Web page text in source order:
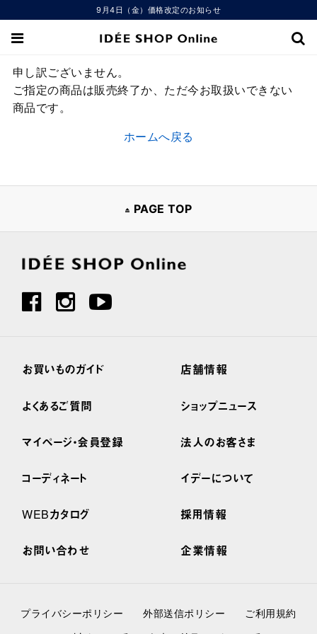
9月4日（金）価格改定のお知らせ
申し訳ございません。
ご指定の商品は販売終了か、ただ今お取扱いできない
商品です。
ホームへ戻る
PAGE TOP
お買いものガイド
よくあるご質問
マイページ・会員登録
コーディネート
WEBカタログ
お問い合わせ
店舗情報
ショップニュース
法人のお客さま
イデーについて
採用情報
企業情報
プライバシーポリシー 外部送信ポリシー
ご利用規約